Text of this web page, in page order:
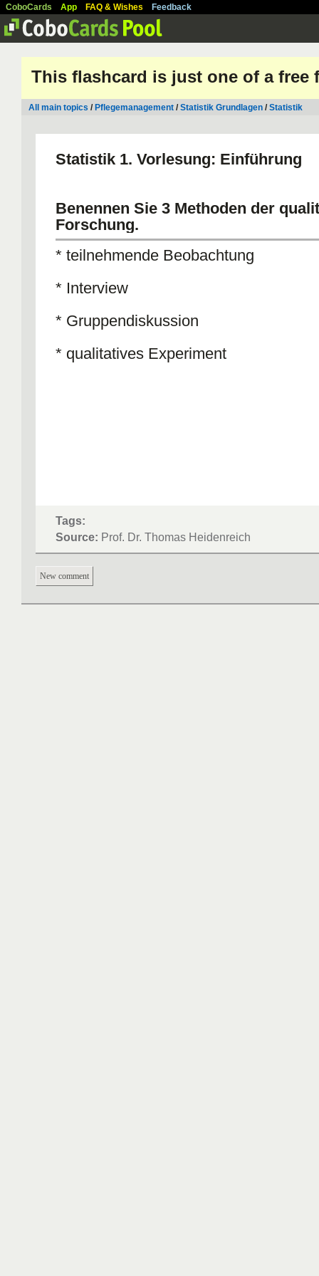
CoboCards App FAQ & Wishes Feedback
This flashcard is just one of a free
All main topics / Pflegemanagement /Statistik Grundlagen /Statistik
Statistik 1. Vorlesung: Einführung
Benennen Sie 3 Methoden der
Forschung.
* teilnehmende Beobachtung
* Interview
* Gruppendiskussion
* qualitatives Experiment
Tags:
Source: Prof. Dr. Thomas Heidenreich
New comment